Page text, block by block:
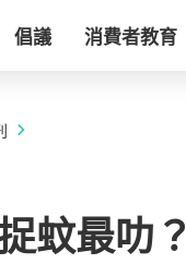
倡議 消費者教育
蚊最叻？